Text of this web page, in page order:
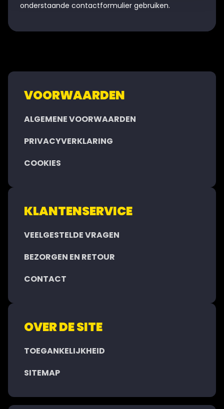
onderstaande contactformulier gebruiken.
VOORWAARDEN
ALGEMENE VOORWAARDEN
PRIVACYVERKLARING
COOKIES
KLANTENSERVICE
VEELGESTELDE VRAGEN
BEZORGEN EN RETOUR
CONTACT
OVER DE SITE
TOEGANKELIJKHEID
SITEMAP